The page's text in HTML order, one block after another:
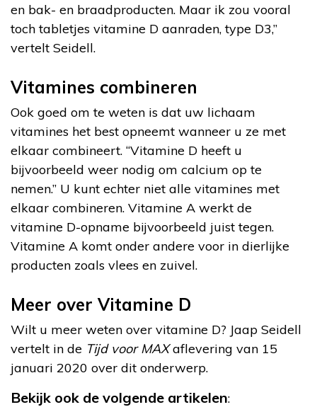
en bak- en braadproducten. Maar ik zou vooral
toch tabletjes vitamine D aanraden, type D3,”
vertelt Seidell.
Vitamines combineren
Ook goed om te weten is dat uw lichaam
vitamines het best opneemt wanneer u ze met
elkaar combineert. “Vitamine D heeft u
bijvoorbeeld weer nodig om calcium op te
nemen.” U kunt echter niet alle vitamines met
elkaar combineren. Vitamine A werkt de
vitamine D-opname bijvoorbeeld juist tegen.
Vitamine A komt onder andere voor in dierlijke
producten zoals vlees en zuivel.
Meer over Vitamine D
Wilt u meer weten over vitamine D? Jaap Seidell
vertelt in de Tijd voor MAXaflevering van 15
januari 2020 over dit onderwerp.
Bekijk ook de volgende artikelen: